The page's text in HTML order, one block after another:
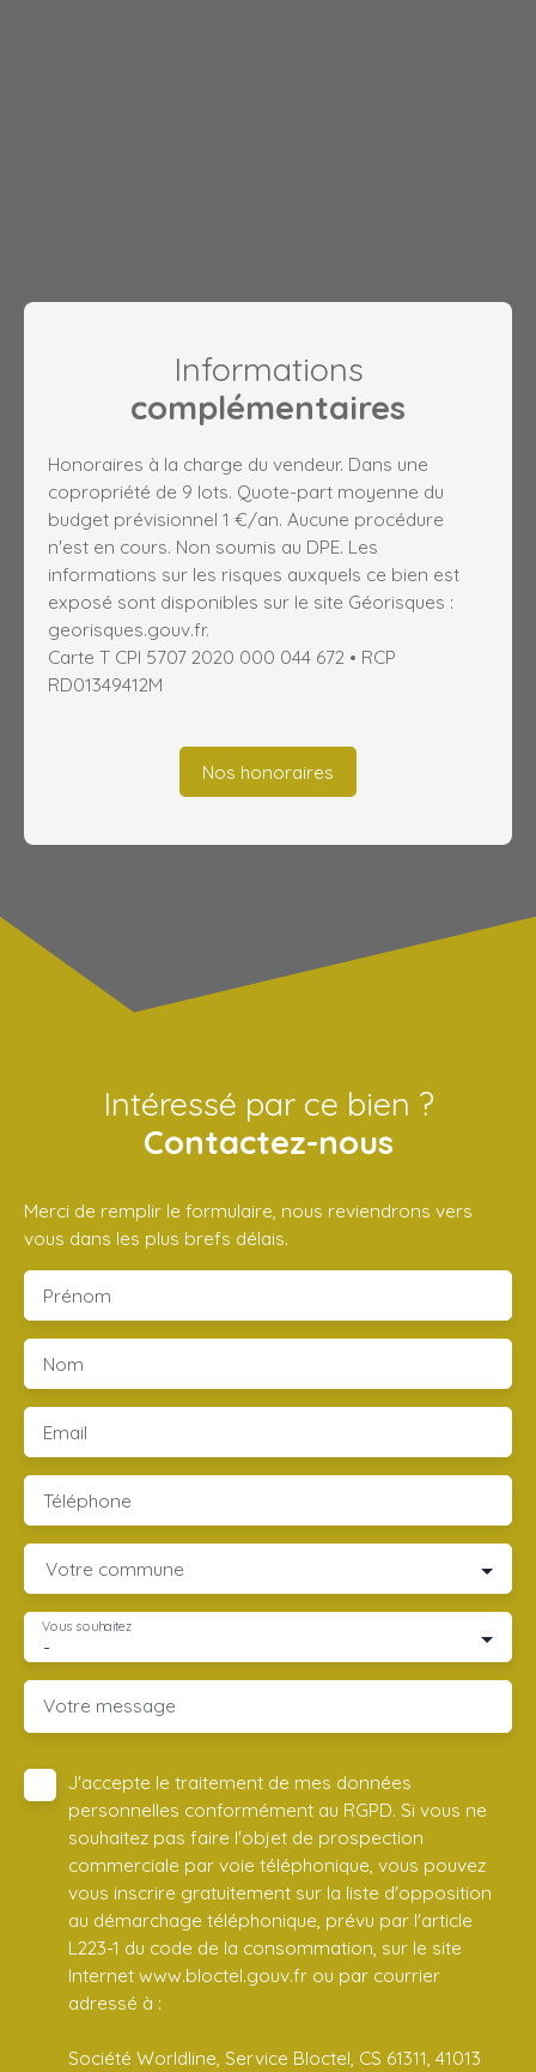
Informations
complémentaires
Honoraires à la charge du vendeur. Dans une
copropriété de 9 lots. Quote-part moyenne du
budget prévisionnel 1 €/an. Aucune procédure
n'est en cours. Non soumis au DPE. Les
informations sur les risques auxquels ce bien est
exposé sont disponibles sur le site Géorisques :
georisques.gouv.fr.
Carte T CPI 5707 2020 000 044 672 • RCP
RD01349412M
Nos honoraires
Intéressé par ce bien ?
Contactez-nous
Merci de remplir le formulaire, nous reviendrons vers
vous dans les plus brefs délais.
Prénom
Nom
Email
Téléphone
Votre commune
-
Vous souhaitez
Votre message
J'accepte le traitement de mes données
personnelles conformément au RGPD. Si vous ne
souhaitez pas faire l'objet de prospection
commerciale par voie téléphonique, vous pouvez
vous inscrire gratuitement sur la liste d'opposition
au démarchage téléphonique, prévu par l'article
L223-1 du code de la consommation, sur le site
Internet www.bloctel.gouv.fr ou par courrier
adressé à :
Société Worldline, Service Bloctel, CS 61311, 41013